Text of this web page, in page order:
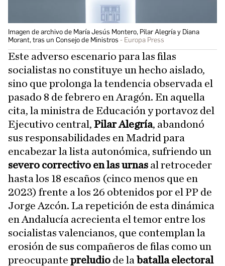
Imagen de archivo de María Jesús Montero, Pilar Alegría y Diana
Morant, tras un Consejo de Ministros
Europa Press
Este adverso escenario para las filas
socialistas no constituye un hecho aislado,
sino que prolonga la tendencia observada el
pasado 8 de febrero en Aragón. En aquella
cita, la ministra de Educación y portavoz del
Ejecutivo central, Pilar Alegría, abandonó
sus responsabilidades en Madrid para
encabezar la lista autonómica, sufriendo un
severo correctivo en las urnas al retroceder
hasta los 18 escaños (cinco menos que en
2023) frente a los 26 obtenidos por el PP de
Jorge Azcón. La repetición de esta dinámica
en Andalucía acrecienta el temor entre los
socialistas valencianos, que contemplan la
erosión de sus compañeros de filas como un
preocupante preludio de la batalla electoral